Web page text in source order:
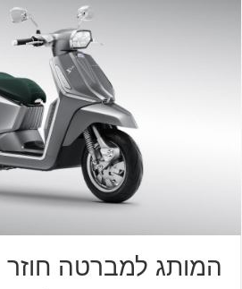
המותג למברטה חוזר